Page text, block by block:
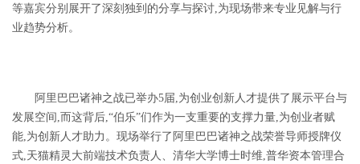
等嘉宾分别展开了深刻独到的分享与探讨,为现场带来专业见解与行
业趋势分析。
阿里巴巴诸神之战已举办5届,为创业创新人才提供了展示平台与
发展空间,而这背后,“伯乐”们作为一支重要的支撑力量,为创业者赋
能,为创新人才助力。现场举行了阿里巴巴诸神之战荣誉导师授牌仪
式,天猫精灵大前端技术负责人、清华大学博士时维,普华资本管理合